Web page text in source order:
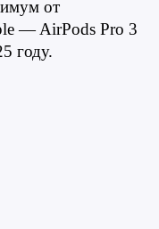
от
— AirPods Pro 3
году.